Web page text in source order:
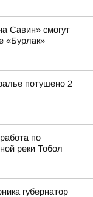
Савин» смогут
«Бурлак»
потушено 2
по
реки Тобол
губернатор